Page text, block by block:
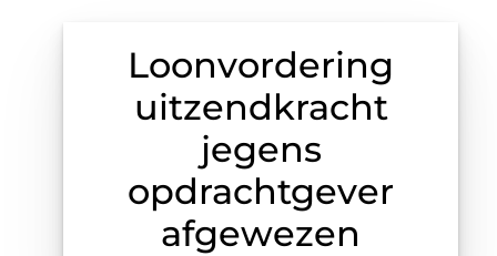
Loonvordering
uitzendkracht
jegens
opdrachtgever
afgewezen